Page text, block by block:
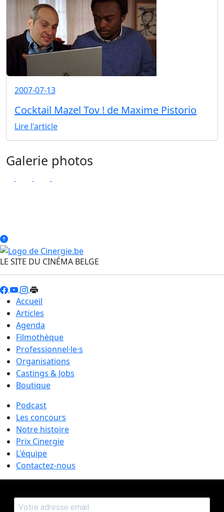
2007-07-13
Cocktail Mazel Tov ! de Maxime Pistorio
Lire l'article
Galerie photos
LE SITE DU CINÉMA BELGE
Accueil
Articles
Agenda
Filmothèque
Professionnel·le·s
Organisations
Castings & Jobs
Boutique
Podcast
Les concours
Notre histoire
Prix Cinergie
L'équipe
Contactez-nous